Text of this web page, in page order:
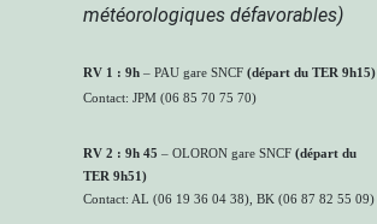
météorologiques défavorables)
RV 1 : 9h – PAU gare SNCF (départ du TER 9h15)
Contact: JPM (06 85 70 75 70)
RV 2 : 9h 45 – OLORON gare SNCF (départ du
TER 9h51)
Contact: AL (06 19 36 04 38), BK (06 87 82 55 09)